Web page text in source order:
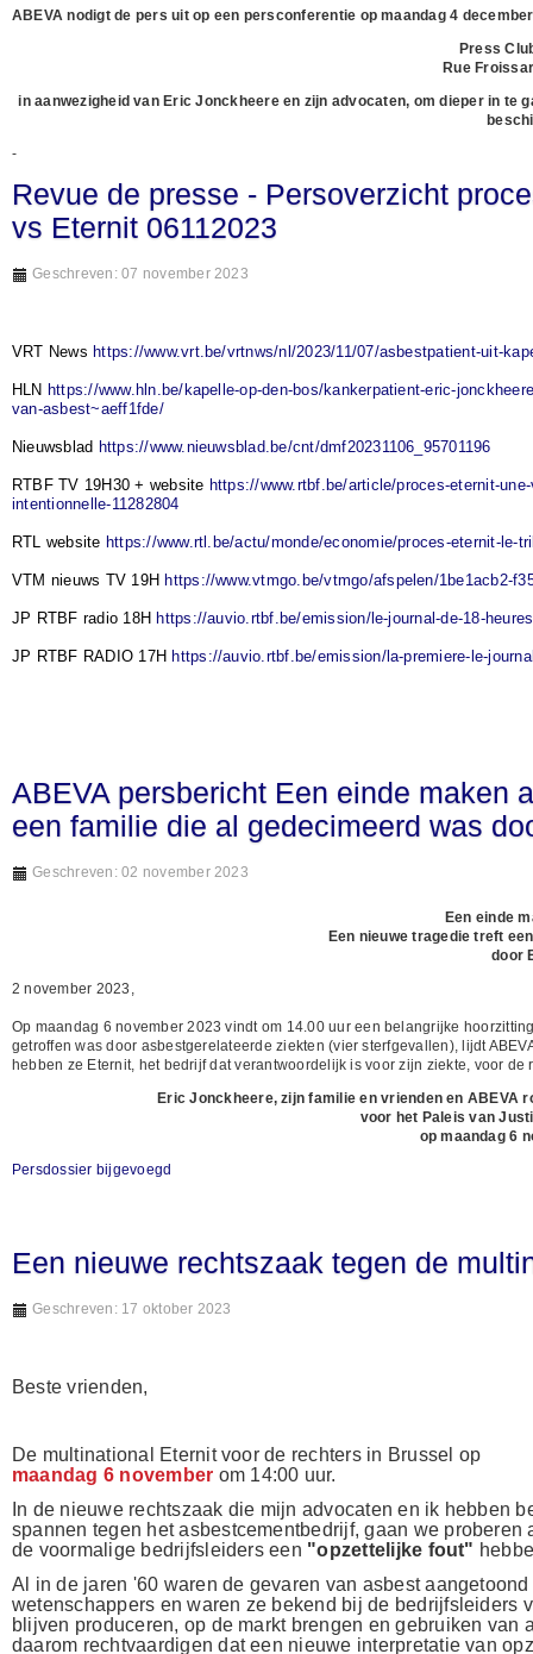
ABEVA nodigt de pers uit op een persconferentie op maandag 4
Press
Rue
in aanwezigheid van Eric Jonckheere en zijn advocaten, om dieper in te
-
Revue de presse - Persoverzicht
vs Eternit 06112023
Geschreven: 07 november 2023
VRT Newshttps://www.vrt.be/vrtnws/nl/2023/11/07/asbestpatient-uit-
HLN https://www.hln.be/kapelle-op-den-bos/kankerpatient-eric-
van-asbest~aeff1fde/
Nieuwsblad https://www.nieuwsblad.be/cnt/dmf20231106_95701196
RTBF TV 19H30 + website https://www.rtbf.be/article/proces-eternit-
intentionnelle-11282804
RTL website https://www.rtl.be/actu/monde/economie/proces-eternit-le-
VTM nieuws TV 19Hhttps://www.vtmgo.be/vtmgo/afspelen/1be1acb2-
JP RTBF radio 18Hhttps://auvio.rtbf.be/emission/le-journal-de-18-
JP RTBF RADIO 17Hhttps://auvio.rtbf.be/emission/la-premiere-le-
ABEVA persbericht Een einde maken
een familie die al gedecimeerd was
Geschreven: 02 november 2023
Een einde
Een nieuwe tragedie treft
door
2 november 2023,
Op maandag 6 november 2023 vindt om 14.00 uur een belangrijke
getroffen was door asbestgerelateerde ziekten (vier sterfgevallen), lijdt
hebben ze Eternit, het bedrijf dat verantwoordelijk is voor zijn ziekte, voor
Eric Jonckheere, zijn familie en vrienden en ABEVA
voor het Paleis van
op maandag 6
Persdossier bijgevoegd
Een nieuwe rechtszaak tegen de
Geschreven: 17 oktober 2023
Beste vrienden,
De multinational Eternit voor de rechters in Brussel op
maandag 6 november om 14:00 uur.
In de nieuwe rechtszaak die mijn advocaten en ik hebben
spannen tegen het asbestcementbedrijf, gaan we proberen
de voormalige bedrijfsleiders een "opzettelijke fout"
Al in de jaren '60 waren de gevaren van asbest
wetenschappers en waren ze bekend bij de bedrijfsleiders
blijven produceren, op de markt brengen en gebruiken van
daarom rechtvaardigen dat een nieuwe interpretatie van